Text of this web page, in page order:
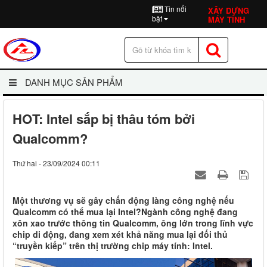
Tin nổi
bật
XÂY DỰNG
MÁY TÍNH
DANH MỤC SẢN PHẨM
HOT: Intel sắp bị thâu tóm bởi
Qualcomm?
Thứ hai - 23/09/2024 00:11
Một thương vụ sẽ gây chấn động làng công nghệ nếu
Qualcomm có thể mua lại Intel?Ngành công nghệ đang
xôn xao trước thông tin Qualcomm, ông lớn trong lĩnh vực
chip di động, đang xem xét khả năng mua lại đối thủ
“truyền kiếp” trên thị trường chip máy tính: Intel.